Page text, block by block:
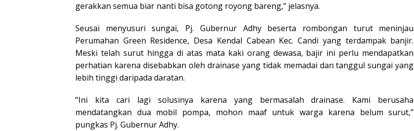
gerakkan semua biar nanti bisa gotong royong bareng,” jelasnya.
Seusai menyusuri sungai, Pj. Gubernur Adhy beserta rombongan turut meninjau
Perumahan Green Residence, Desa Kendal Cabean Kec. Candi yang terdampak banjir.
Meski telah surut hingga di atas mata kaki orang dewasa, bajir ini perlu mendapatkan
perhatian karena disebabkan oleh drainase yang tidak memadai dan tanggul sungai yang
lebih tinggi daripada daratan.
“Ini kita cari lagi solusinya karena yang bermasalah drainase. Kami berusaha
mendatangkan dua mobil pompa, mohon maaf untuk warga karena belum surut,”
pungkas Pj. Gubernur Adhy.